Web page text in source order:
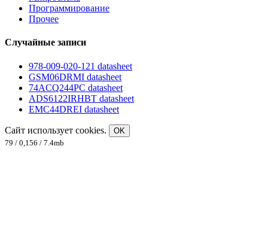
Программирование
Прочее
Случайные записи
978-009-020-121 datasheet
GSM06DRMI datasheet
74ACQ244PC datasheet
ADS6122IRHBT datasheet
EMC44DREI datasheet
Сайт использует cookies.
OK
79 / 0,156 / 7.4mb